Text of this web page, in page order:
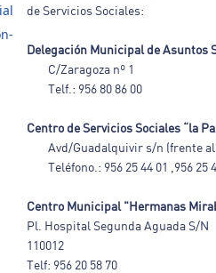
de Servicios Sociales:
Delegación Municipal de Asuntos
C/Zaragoza nº 1
Telf.: 956 80 86 00
Centro de Servicios Sociales “la
Avd/Guadalquivir s/n (frente al
Teléfono.: 956 25 44 01 ,956 25
Centro Municipal "Hermanas
Pl. Hospital Segunda Aguada S/N
110012
Telf: 956 20 58 70